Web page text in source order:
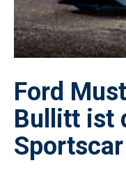
Ford
Bullitt ist